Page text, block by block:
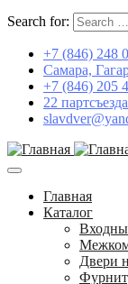
Search for:
+7 (846) 248
Самара,
+7 (846) 205
22
Главная
Каталог
Двери